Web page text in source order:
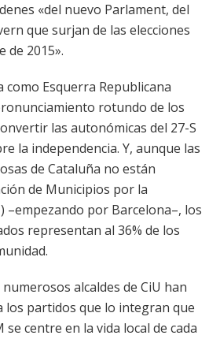
«del nuevo Parlament, del
que surjan de las elecciones
de 2015».
como Esquerra Republicana
rotundo de los
las autonómicas del 27-S
la independencia. Y, aunque las
de Cataluña no están
de Municipios por la
–empezando por Barcelona–, los
representan al 36% de los
alcaldes de CiU han
los partidos que lo integran que
se centre en la vida local de cada